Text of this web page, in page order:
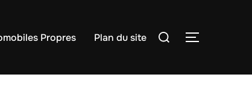
Propres Plan du site
Rechercher :